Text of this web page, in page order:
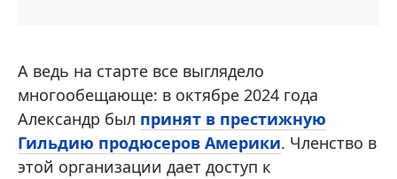
А ведь на старте все выглядело
многообещающе: в октябре 2024 года
Александр был принят в престижную
Гильдию продюсеров Америки. Членство в
этой организации дает доступ к